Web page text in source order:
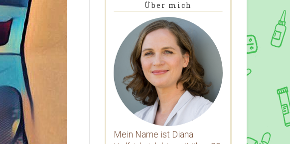
Über mich
Mein Name ist Diana